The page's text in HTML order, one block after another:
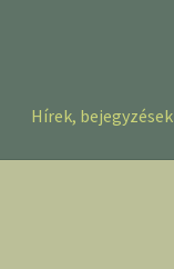
Hírek, bejegyzések